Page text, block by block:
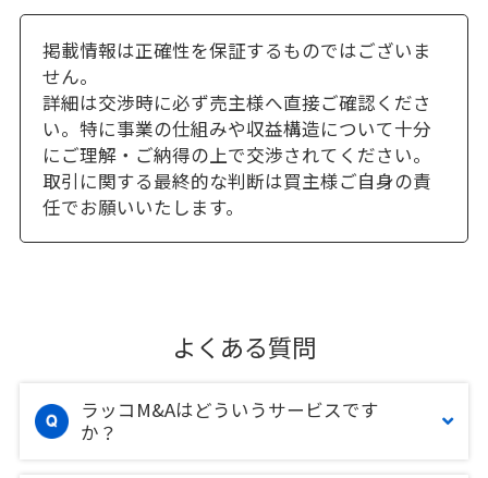
掲載情報は正確性を保証するものではございま
せん。
詳細は交渉時に必ず売主様へ直接ご確認くださ
い。特に事業の仕組みや収益構造について十分
にご理解・ご納得の上で交渉されてください。
取引に関する最終的な判断は買主様ご自身の責
任でお願いいたします。
よくある質問
ラッコM&Aはどういうサービスです
か？